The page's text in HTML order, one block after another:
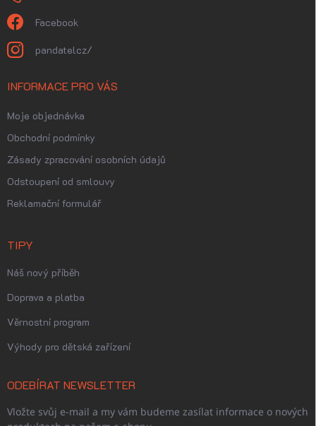
Facebook
pandatelcz/
INFORMACE PRO VÁS
Moje objednávka
Obchodní podmínky
Zásady zpracování osobních údajů
Odstoupení od smlouvy
Reklamační formulář
TIPY
Náš nový příběh
Doprava a platba
Věrnostní program
Výhody pro dětská zařízení
ODEBÍRAT NEWSLETTER
Vložte svůj e-mail a my vám budeme zasílat informace o nových